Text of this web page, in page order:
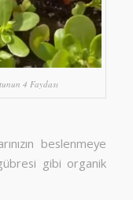
4 Faydası
beslenmeye
gibi organik